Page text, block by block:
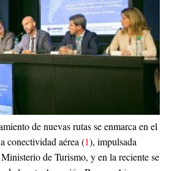
de nuevas rutas se enmarca en el
conectividad aérea (1), impulsada
de Turismo, y en la reciente se